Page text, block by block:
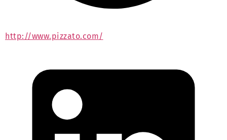
http://www.pizzato.com/